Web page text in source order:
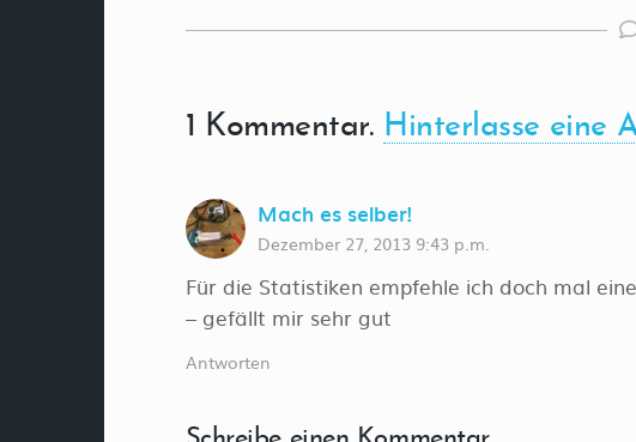
1 Kommentar. Hinterlasse eine
Mach es selber!
Dezember 27, 2013 9:43 p.m.
Für die Statistiken empfehle ich doch mal
– gefällt mir sehr gut
Antworten
Schreibe einen Kommentar